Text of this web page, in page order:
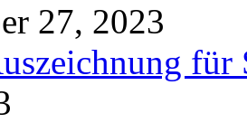
27, 2023
für